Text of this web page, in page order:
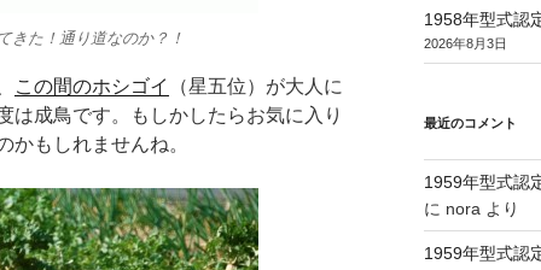
きた！通り道なのか？！
この間のホシゴイ
（星五位）が大人に
は成鳥です。もしかしたらお気に入り
かもしれませんね。
1958年型式認
2026年8月3日
最近のコメント
1959年型式認
に nora より
1959年型式認